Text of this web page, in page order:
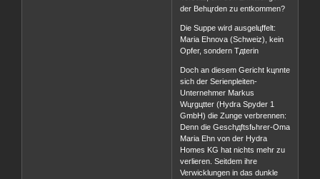
der Behцrden zu entkommen?
Die Suppe wird ausgelцffelt:
Maria Ehnova (Schweiz), kein
Opfer, sondern Tдterin
Doch an diesem Gericht kцnnte
sich der Serienpleiten-
Unternehmer Markus
Wцrgцtter (Hydra Spyder 1
GmbH) die Zunge verbrennen:
Denn die Geschдftsfьhrer-Oma
Maria Ehn von der Hydra
Homes KG hat nichts mehr zu
verlieren. Seitdem ihre
Verwicklungen in das dunkle